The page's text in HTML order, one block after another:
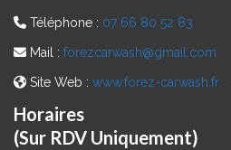
Téléphone : 07 66 80 52 83
Mail : forezcarwash@gmail.com
Site Web : www.forez-carwash.fr
Horaires
(Sur RDV Uniquement)